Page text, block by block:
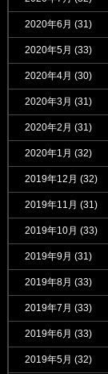
2020年6月 (31)
2020年5月 (33)
2020年4月 (30)
2020年3月 (31)
2020年2月 (31)
2020年1月 (32)
2019年12月 (32)
2019年11月 (31)
2019年10月 (33)
2019年9月 (31)
2019年8月 (33)
2019年7月 (33)
2019年6月 (33)
2019年5月 (32)